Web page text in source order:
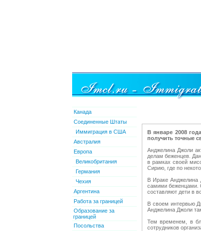
Канада
Соединенные Штаты
Иммиграция в США
Австралия
Европа
Великобритания
Германия
Чехия
Аргентина
Работа за границей
Образование за
границей
Посольства
В январе 2008
получить точные
Анджелина Джоли
делам беженцев.
в рамках своей
Сирию, где по
В Ираке Анджелина
самими беженцами.
составляют дети в
В своем интервью
Анджелина Джоли
Тем временем, в
сотрудников